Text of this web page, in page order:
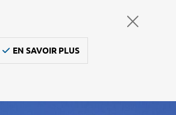
EN SAVOIR PLUS